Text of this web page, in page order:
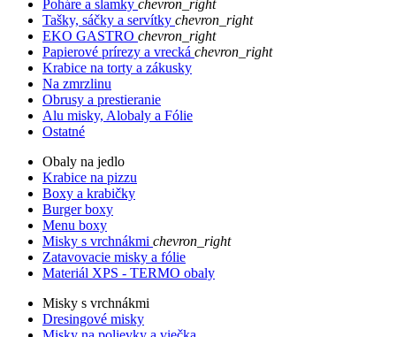
Poháre a slamky chevron_right
Tašky, sáčky a servítky chevron_right
EKO GASTRO chevron_right
Papierové prírezy a vrecká chevron_right
Krabice na torty a zákusky
Na zmrzlinu
Obrusy a prestieranie
Alu misky, Alobaly a Fólie
Ostatné
Obaly na jedlo
Krabice na pizzu
Boxy a krabičky
Burger boxy
Menu boxy
Misky s vrchnákmi chevron_right
Zatavovacie misky a fólie
Materiál XPS - TERMO obaly
Misky s vrchnákmi
Dresingové misky